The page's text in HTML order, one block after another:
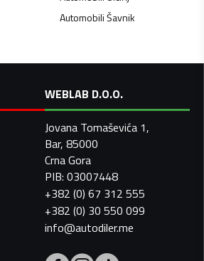
AutomobiliŠavnik
WEBLAB D.O.O.
Jovana Tomaševića 1,
Bar, 85000
Crna Gora
PIB: 03007448
+382 (0) 67 312 555
+382 (0) 30 550 099
info@autodiler.me